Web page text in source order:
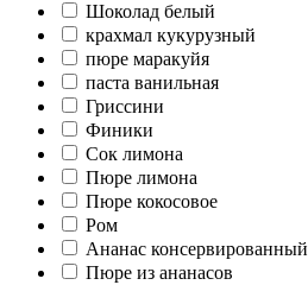
Шоколад белый
крахмал кукурузный
пюре маракуйя
паста ванильная
Гриссини
Финики
Сок лимона
Пюре лимона
Пюре кокосовое
Ром
Ананас консервированный
Пюре из ананасов